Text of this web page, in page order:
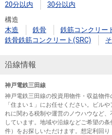
20分以内
30分以内
構造
木造
鉄骨
鉄筋コンクリー
鉄骨鉄筋コンクリート(SRC)
沿線情報
神戸電鉄三田線
神戸電鉄三田線の投資用物件・収益物
「住まい１」にお任せください。ビル
れに関わる税制や運営のノウハウなど
しています。地域や沿線などご希望の
件）をお探しいただけます。想定利回